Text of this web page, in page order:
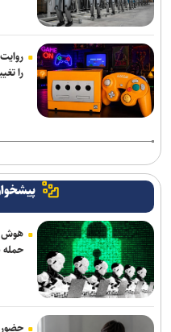
را
هوش
حمله